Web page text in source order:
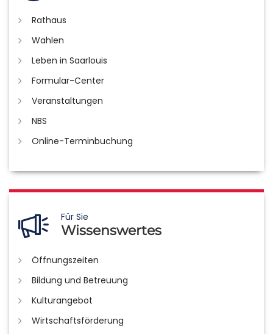
Rathaus
Wahlen
Leben in Saarlouis
Formular-Center
Veranstaltungen
NBS
Online-Terminbuchung
Für Sie
Wissenswertes
Öffnungszeiten
Bildung und Betreuung
Kulturangebot
Wirtschaftsförderung